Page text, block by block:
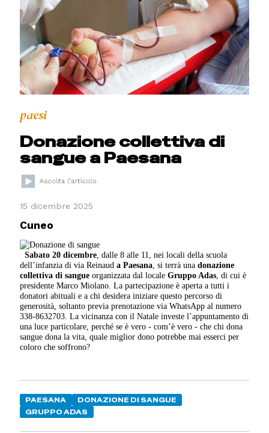
paesi
Donazione collettiva di
sangue a Paesana
15 dicembre 2025
Cuneo
Sabato 20 dicembre , dalle 8 alle 11, nei locali della scuola
dell’infanzia di via Reinauda Paesana , si terrà unadonazione
collettiva di sangue organizzata dal localeGruppo Adas , di cui è
presidente Marco Miolano. La partecipazione è aperta a tutti i
donatori abituali e a chi desidera iniziare questo percorso di
generosità, soltanto previa prenotazione via WhatsApp al numero
338-8632703. La vicinanza con il Natale investe l’appuntamento di
una luce particolare, perché se è vero - com’è vero - che chi dona
sangue dona la vita, quale miglior dono potrebbe mai esserci per
coloro che soffrono?
PAESANA
DONAZIONE DI SANGUE
GRUPPO ADAS